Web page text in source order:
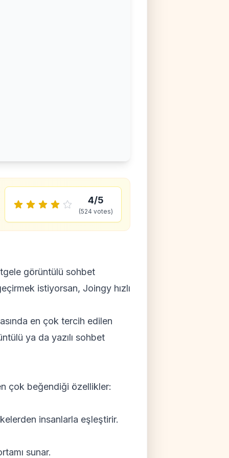
4/5
(524 votes)
görüntülü sohbet
istiyorsan, Joingy hızlı
en çok tercih edilen
ya da yazılı sohbet
çok beğendiği özellikler:
insanlarla eşleştirir.
sunar.